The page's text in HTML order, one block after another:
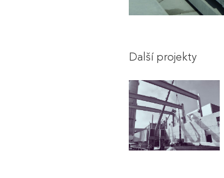
Další projekty
Mikulov –
Industrial Zone
2023